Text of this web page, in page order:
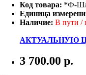
Код товара: *Ф-
Единица
Наличие: В пути /
АКТУАЛЬНУЮ
3 700.00 р.